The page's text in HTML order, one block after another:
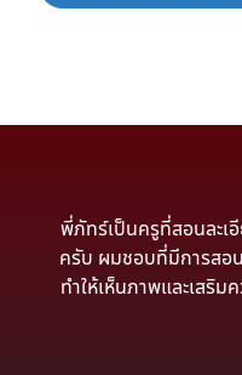
พี่ภัทร์เป็นครูที่สอนละเอี
ครับ ผมชอบที่มีการสอ
ทำให้เห็นภาพและเสริม